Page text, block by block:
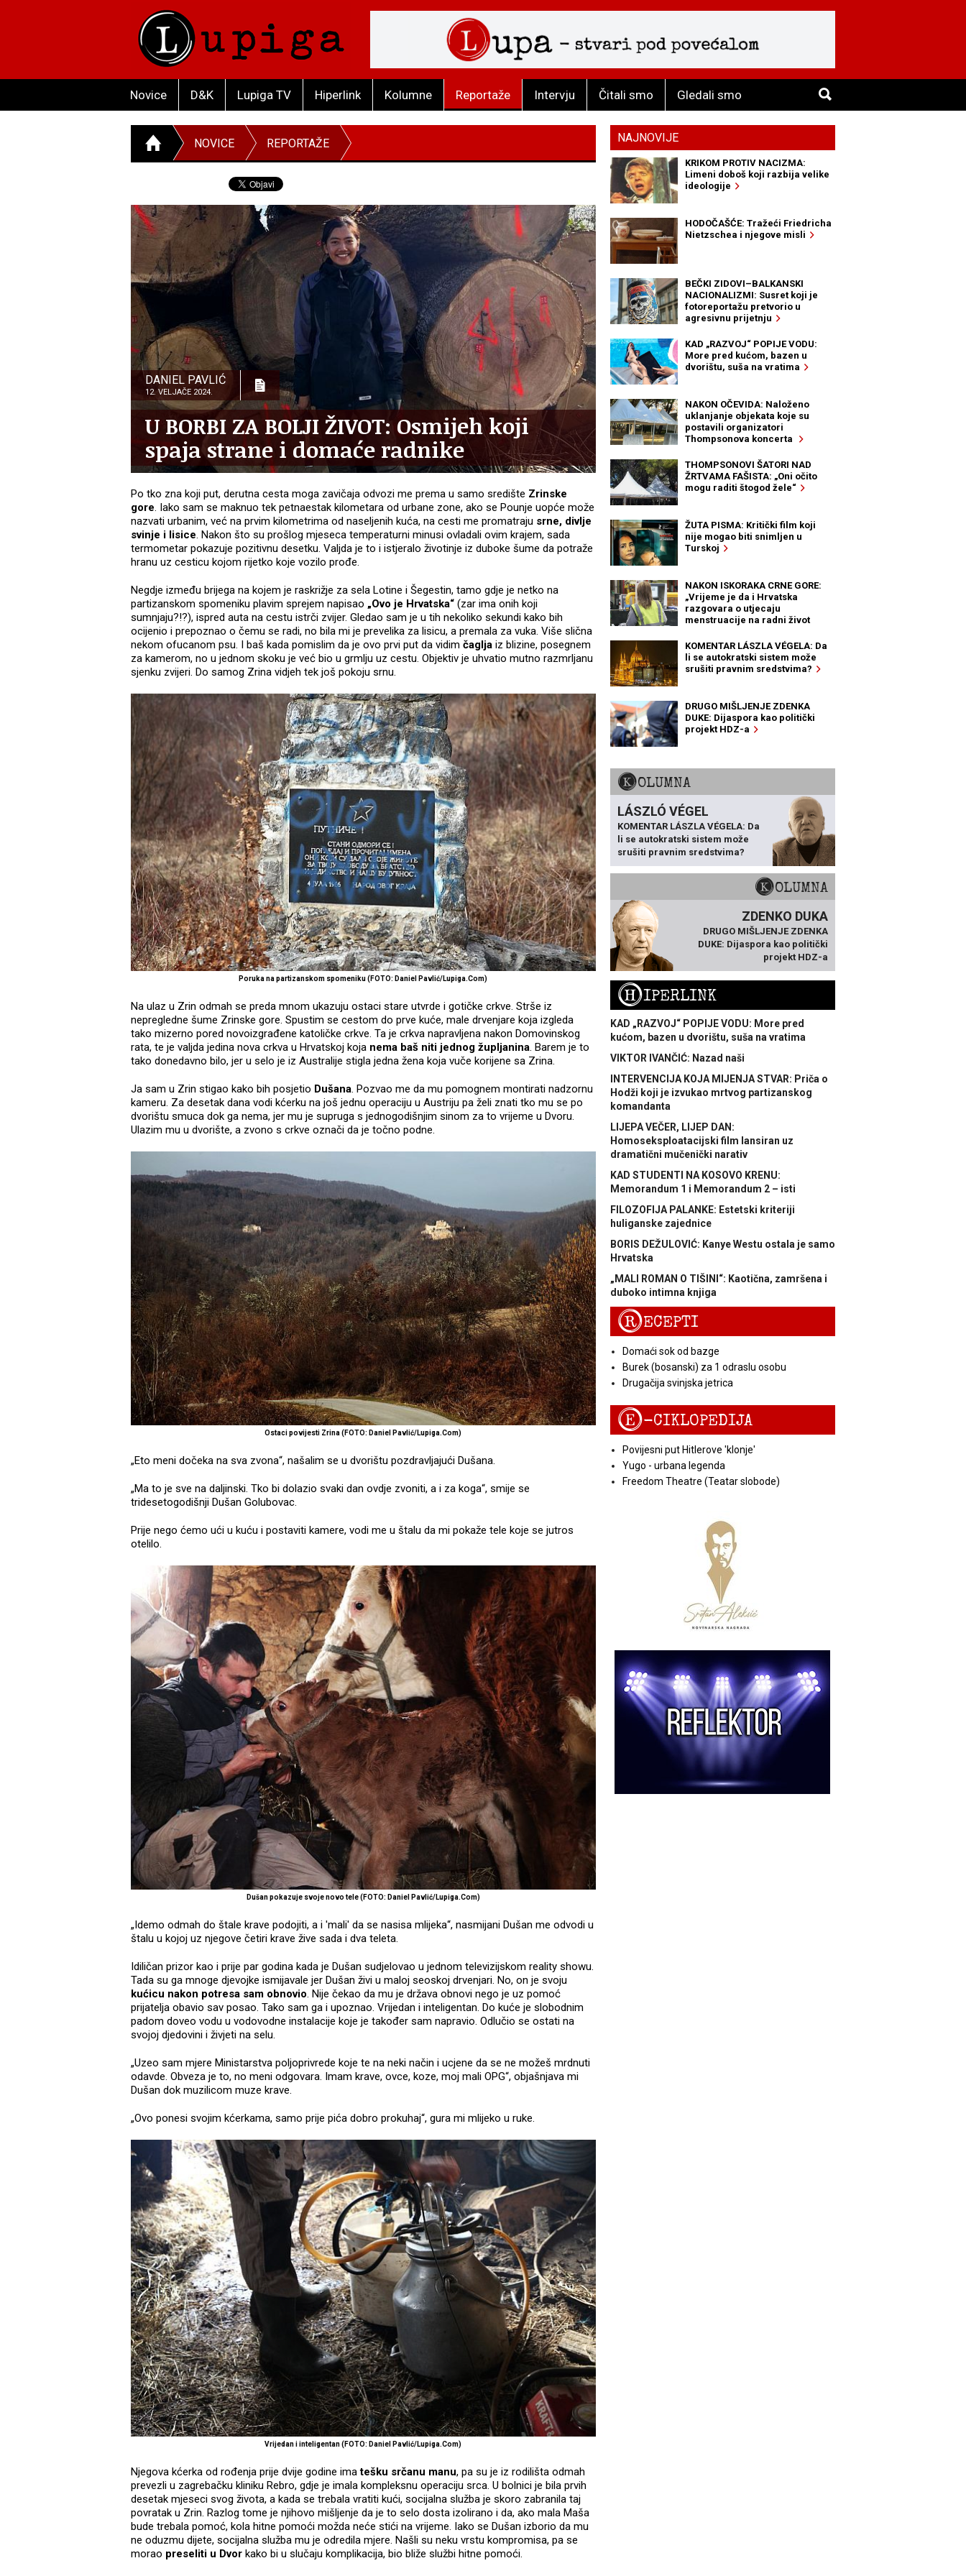
Novice D&K Lupiga TV Hiperlink Kolumne Reportaže Intervju Čitali smo Gledali smo
NOVICE REPORTAŽE
DANIEL PAVLIĆ
12. VELJAČE 2024.
U BORBI ZA BOLJI ŽIVOT: Osmijeh koji
spaja strane i domaće radnike
Po tko zna koji put, derutna cesta moga zavičaja odvozi me prema u samo središte Zrinske
gore. Iako sam se maknuo tek petnaestak kilometara od urbane zone, ako se Pounje uopće može
nazvati urbanim, već na prvim kilometrima od naseljenih kuća, na cesti me promatraju srne, divlje
svinje i lisice. Nakon što su prošlog mjeseca temperaturni minusi ovladali ovim krajem, sada
termometar pokazuje pozitivnu desetku. Valjda je to i istjeralo životinje iz duboke šume da potraže
hranu uz cesticu kojom rijetko koje vozilo prođe.
Negdje između brijega na kojem je raskrižje za sela Lotine i Šegestin, tamo gdje je netko na
partizanskom spomeniku plavim sprejem napisao „Ovo je Hrvatska“ (zar ima onih koji
sumnjaju?!?), ispred auta na cestu istrči zvijer. Gledao sam je u tih nekoliko sekundi kako bih
ocijenio i prepoznao o čemu se radi, no bila mi je prevelika za lisicu, a premala za vuka. Više slična
nekom ofucanom psu. I baš kada pomislim da je ovo prvi put da vidim čaglja iz blizine, posegnem
za kamerom, no u jednom skoku je već bio u grmlju uz cestu. Objektiv je uhvatio mutno razmrljanu
sjenku zvijeri. Do samog Zrina vidjeh tek još pokoju srnu.
Poruka na partizanskom spomeniku (FOTO: Daniel Pavlić/Lupiga.Com)
Na ulaz u Zrin odmah se preda mnom ukazuju ostaci stare utvrde i gotičke crkve. Strše iz
nepregledne šume Zrinske gore. Spustim se cestom do prve kuće, male drvenjare koja izgleda
tako mizerno pored novoizgrađene katoličke crkve. Ta je crkva napravljena nakon Domovinskog
rata, te je valjda jedina nova crkva u Hrvatskoj koja nema baš niti jednog župljanina. Barem je to
tako donedavno bilo, jer u selo je iz Australije stigla jedna žena koja vuče korijene sa Zrina.
Ja sam u Zrin stigao kako bih posjetio Dušana. Pozvao me da mu pomognem montirati nadzornu
kameru. Za desetak dana vodi kćerku na još jednu operaciju u Austriju pa želi znati tko mu se po
dvorištu smuca dok ga nema, jer mu je supruga s jednogodišnjim sinom za to vrijeme u Dvoru.
Ulazim mu u dvorište, a zvono s crkve označi da je točno podne.
Ostaci povijesti Zrina (FOTO: Daniel Pavlić/Lupiga.Com)
„Eto meni dočeka na sva zvona“, našalim se u dvorištu pozdravljajući Dušana.
„Ma to je sve na daljinski. Tko bi dolazio svaki dan ovdje zvoniti, a i za koga“, smije se
tridesetogodišnji Dušan Golubovac.
Prije nego ćemo ući u kuću i postaviti kamere, vodi me u štalu da mi pokaže tele koje se jutros
otelilo.
Dušan pokazuje svoje novo tele (FOTO: Daniel Pavlić/Lupiga.Com)
„Idemo odmah do štale krave podojiti, a i 'mali' da se nasisa mlijeka“, nasmijani Dušan me odvodi u
štalu u kojoj uz njegove četiri krave žive sada i dva teleta.
Idiličan prizor kao i prije par godina kada je Dušan sudjelovao u jednom televizijskom reality showu.
Tada su ga mnoge djevojke ismijavale jer Dušan živi u maloj seoskoj drvenjari. No, on je svoju
kućicu nakon potresa sam obnovio. Nije čekao da mu je država obnovi nego je uz pomoć
prijatelja obavio sav posao. Tako sam ga i upoznao. Vrijedan i inteligentan. Do kuće je slobodnim
padom doveo vodu u vodovodne instalacije koje je također sam napravio. Odlučio se ostati na
svojoj djedovini i živjeti na selu.
„Uzeo sam mjere Ministarstva poljoprivrede koje te na neki način i ucjene da se ne možeš mrdnuti
odavde. Obveza je to, no meni odgovara. Imam krave, ovce, koze, moj mali OPG“, objašnjava mi
Dušan dok muzilicom muze krave.
„Ovo ponesi svojim kćerkama, samo prije pića dobro prokuhaj“, gura mi mlijeko u ruke.
Vrijedan i inteligentan (FOTO: Daniel Pavlić/Lupiga.Com)
Njegova kćerka od rođenja prije dvije godine imatešku srčanu manu, pa su je iz rodilišta odmah
prevezli u zagrebačku kliniku Rebro, gdje je imala kompleksnu operaciju srca. U bolnici je bila prvih
desetak mjeseci svog života, a kada se trebala vratiti kući, socijalna služba je skoro zabranila taj
povratak u Zrin. Razlog tome je njihovo mišljenje da je to selo dosta izolirano i da, ako mala Maša
bude trebala pomoć, kola hitne pomoći možda neće stići na vrijeme. Iako se Dušan izborio da mu
ne oduzmu dijete, socijalna služba mu je odredila mjere. Našli su neku vrstu kompromisa, pa se
morao preseliti u Dvor kako bi u slučaju komplikacija, bio bliže službi hitne pomoći.
NAJNOVIJE
KRIKOM PROTIV NACIZMA:
Limeni doboš koji razbija velike
ideologije
HODOČAŠĆE: Tražeći Friedricha
Nietzschea i njegove misli
BEČKI ZIDOVI–BALKANSKI
NACIONALIZMI: Susret koji je
fotoreportažu pretvorio u
agresivnu prijetnju
KAD „RAZVOJ“ POPIJE VODU:
More pred kućom, bazen u
dvorištu, suša na vratima
NAKON OČEVIDA: Naloženo
uklanjanje objekata koje su
postavili organizatori
Thompsonova koncerta
THOMPSONOVI ŠATORI NAD
ŽRTVAMA FAŠISTA: „Oni očito
mogu raditi štogod žele“
ŽUTA PISMA: Kritički film koji
nije mogao biti snimljen u
Turskoj
NAKON ISKORAKA CRNE GORE:
„Vrijeme je da i Hrvatska
razgovara o utjecaju
menstruacije na radni život
KOMENTAR LÁSZLA VÉGELA: Da
li se autokratski sistem može
srušiti pravnim sredstvima?
DRUGO MIŠLJENJE ZDENKA
DUKE: Dijaspora kao politički
projekt HDZ-a
KOLUMNA
LÁSZLÓ VÉGEL
KOMENTAR LÁSZLA VÉGELA: Da
li se autokratski sistem može
srušiti pravnim sredstvima?
KOLUMNA
ZDENKO DUKA
DRUGO MIŠLJENJE ZDENKA
DUKE: Dijaspora kao politički
projekt HDZ-a
HIPERLINK
KAD „RAZVOJ“ POPIJE VODU: More pred
kućom, bazen u dvorištu, suša na vratima
VIKTOR IVANČIĆ: Nazad naši
INTERVENCIJA KOJA MIJENJA STVAR: Priča o
Hodži koji je izvukao mrtvog partizanskog
komandanta
LIJEPA VEČER, LIJEP DAN:
Homoseksploatacijski film lansiran uz
dramatični mučenički narativ
KAD STUDENTI NA KOSOVO KRENU:
Memorandum 1 i Memorandum 2 – isti
FILOZOFIJA PALANKE: Estetski kriteriji
huliganske zajednice
BORIS DEŽULOVIĆ: Kanye Westu ostala je samo
Hrvatska
„MALI ROMAN O TIŠINI“: Kaotična, zamršena i
duboko intimna knjiga
RECEPTI
Domaći sok od bazge
Burek (bosanski) za 1 odraslu osobu
Drugačija svinjska jetrica
E-CIKLOPEDIJA
Povijesni put Hitlerove 'klonje'
Yugo - urbana legenda
Freedom Theatre (Teatar slobode)